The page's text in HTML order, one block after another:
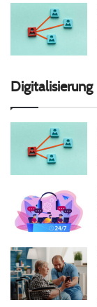
Digitalisierung